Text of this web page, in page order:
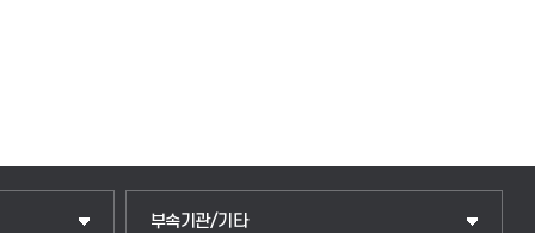
부속기관/기타
중앙도서관